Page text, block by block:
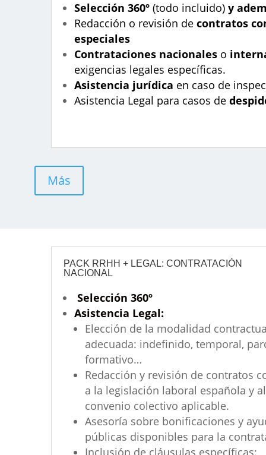
Selección 360º(todo incluido) y
Redacción o revisión decontratos
especiales
Contrataciones nacionales o
exigencias legales específicas.
Asistencia jurídica en caso de
Asistencia Legal para casos de
Más
PACK RRHH + LEGAL: CONTRATACIÓN
NACIONAL
Selección 360º
Asistencia Legal:
Elección de la modalidad
adecuada: indefinido, temporal,
formativo…
Redacción y revisión de contratos
a la legislación laboral española y al
convenio colectivo aplicable.
Asesoría sobre bonificaciones y
públicas disponibles para la